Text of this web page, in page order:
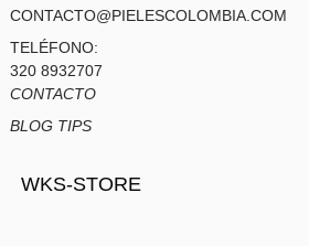
CONTACTO@PIELESCOLOMBIA.COM
TELÉFONO:
320 8932707
CONTACTO
BLOG TIPS
WKS-STORE